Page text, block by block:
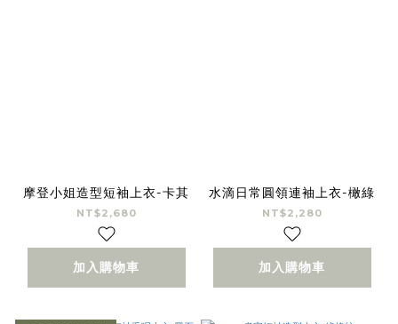
摩登小姐造型短袖上衣-卡其
NT$2,680
加入購物車
水滴日常圓領連袖上衣-橄綠
NT$2,280
加入購物車